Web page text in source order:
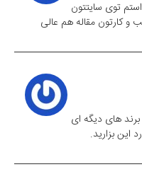
توی سایتتون
کارتون مقاله هم عالی
های دیگه ای
بزارید.